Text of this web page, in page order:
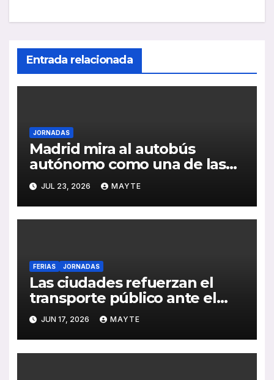
Entrada relacionada
JORNADAS
Madrid mira al autobús
autónomo como una de las
grandes apuestas para la
movilidad del futuro
JUL 23, 2026 MAYTE
FERIAS JORNADAS
Las ciudades refuerzan el
transporte público ante el
reto de la demanda, la
sostenibilidad y la
digitalización
JUN 17, 2026 MAYTE